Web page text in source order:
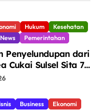
Hukum
Kesehatan
News Pemerintahan
Penyelundupan dari
Cukai Sulsel Sita 7,8
Rokok Ilegal
Business
Ekonomi